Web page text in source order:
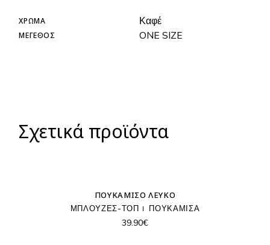
ΧΡΏΜΑ Καφέ
ΜΈΓΕΘΟΣ ONE SIZE
Σχετικά προϊόντα
ΠΟΥΚΆΜΙΣΟ ΛΕΥΚΌ
ΜΠΛΟΥΖΕΣ-ΤΟΠ
ΠΟΥΚΑΜΙΣΑ
39.90€